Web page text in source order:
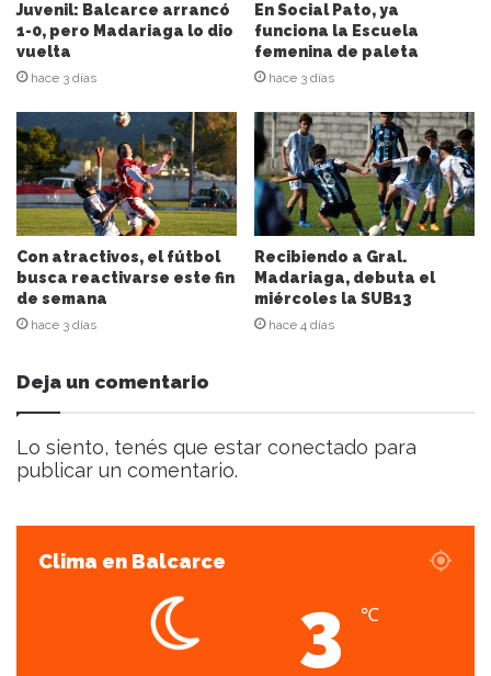
ó
n
d
c
o
r
r
e
o
e
l
e
c
ó
n
i
c
Juvenil: Balcarce arrancó
1-0, pero Madariaga lo dio
vuelta
hace 3 días
En Social Pato, ya
funciona la Escuela
femenina de paleta
hace 3 días
Con atractivos, el fútbol
busca reactivarse este fin
de semana
hace 3 días
Recibiendo a Gral.
Madariaga, debuta el
miércoles la SUB13
hace 4 días
Deja un comentario
Lo siento, tenés que estar conectado para
publicar un comentario.
Clima en Balcarce
3 ℃